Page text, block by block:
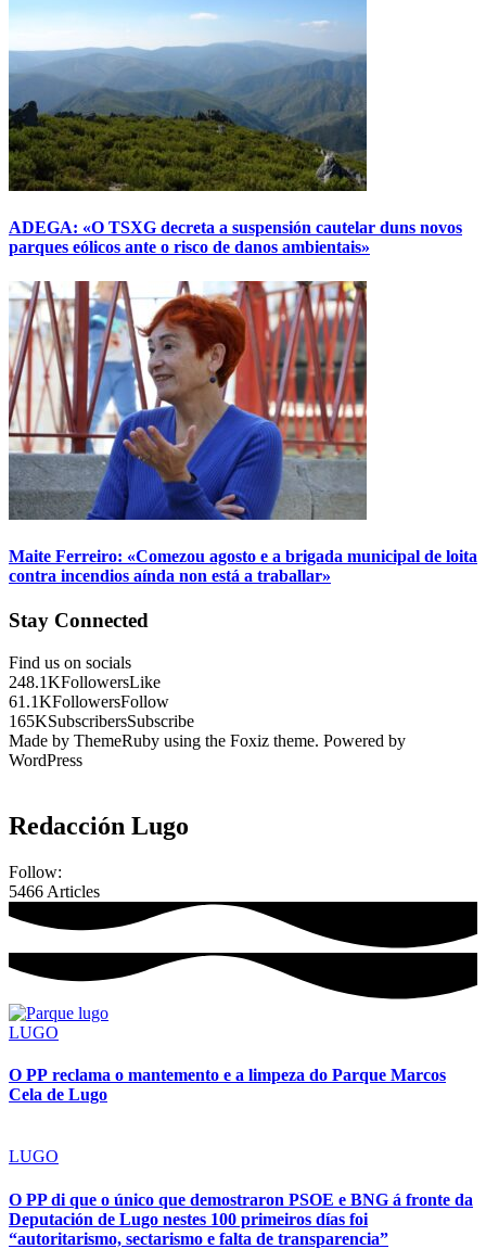
ADEGA: «O TSXG decreta a suspensión cautelar duns novos
parques eólicos ante o risco de danos ambientais»
Maite Ferreiro: «Comezou agosto e a brigada municipal de loita
contra incendios aínda non está a traballar»
Stay Connected
Find us on socials
248.1KFollowersLike
61.1KFollowersFollow
165KSubscribersSubscribe
Made by ThemeRuby using the Foxiz theme. Powered by
WordPress
Redacción Lugo
Follow:
5466 Articles
LUGO
O PP reclama o mantemento e a limpeza do Parque Marcos
Cela de Lugo
LUGO
O PP di que o único que demostraron PSOE e BNG á fronte da
Deputación de Lugo nestes 100 primeiros días foi
“autoritarismo, sectarismo e falta de transparencia”